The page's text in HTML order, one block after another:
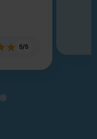
5/5